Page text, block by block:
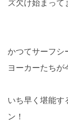
ズ欠け始まって
かつてサーフシ
ヨーカーたちが
いち早く堪能す
ン！